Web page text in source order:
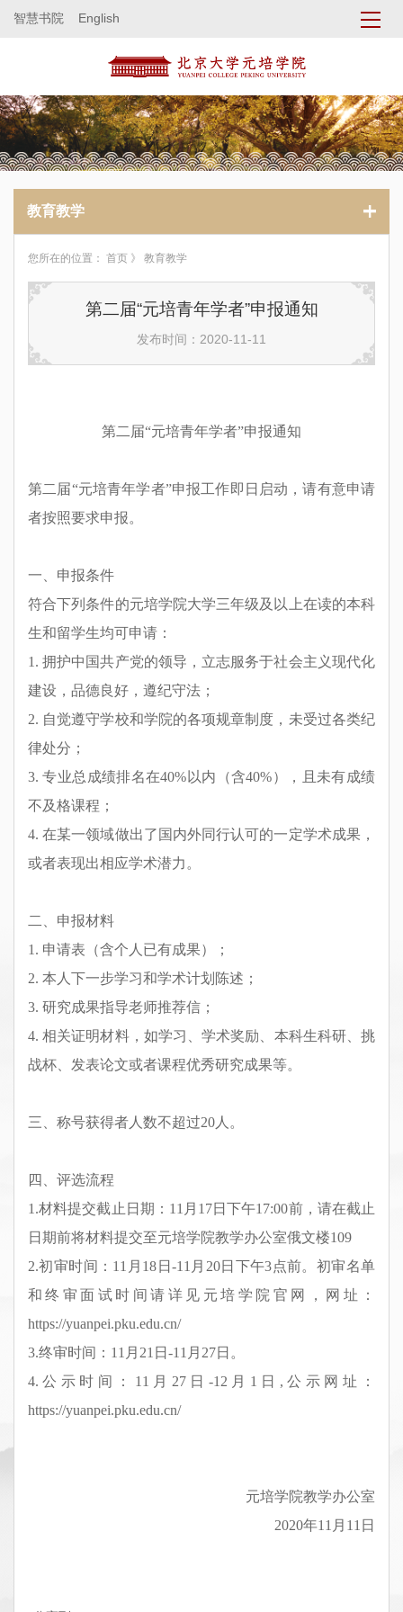
智慧书院 English
教育教学
您所在的位置： 首页 》 教育教学
第二届“元培青年学者”申报通知
发布时间：2020-11-11
第二 届“元培青年学者”申报通知
第二 届“元培青年学者”申报工作即日启动，请有意申请
者按照要求申报。
一、申报条件
符合下列条件的元培学院大学三年级及以上在读的本科
生和留学生均可申请：
1. 拥护中国共产党的领导， 立志服务于社会主义现代化
建设，品德良好，遵纪守法 ；
2. 自觉遵守学校和学院的各项规章制度，未受过各类纪
律处分；
3.专业总成绩排名在40% 以内（含40%），且未有成绩
不及格课程；
4.在某一领域做出了国内外同行认可的一定学术成果，
或者表现出相应学术潜力。
二、申报材料
1 . 申请表（含个人 已有成果）；
2. 本人下一步学习和学术计划陈述；
3. 研究成果指导老师推荐信；
4. 相关证明材料， 如学习 、学术奖励、本科生科研、挑
战杯、发表论文或者课程优秀研究成果等。
三、称号获得者人数不超过20 人。
四、评选流程
1.材料提交截止日期： 1 1 月 17日下午17:00前，请在截止
日期前将材料提交至元培学院教学办公室俄文楼109
2.初审时间： 11 月 18 日 -1 1 月 20日下午3点前。初审名单
和终审面试时间请详见元培学院官网，网址：
https://yuanpei.pku.edu.cn/
3.终审时间： 1 1 月 21 日 -1 1 月 27日。
4. 公示时间： 1 1 月 27日-12 月 1 日,公示网址：
https://yuanpei.pku.edu.cn/
元培学院教学办公室
2020年11 月 1 1 日